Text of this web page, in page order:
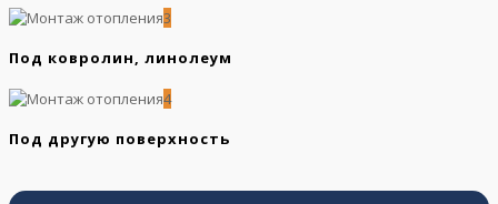
3
Под ковролин, линолеум
4
Под другую поверхность